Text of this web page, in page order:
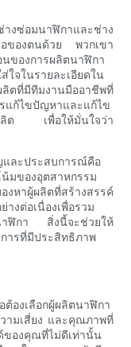
งซ่อมนาฬิกาและช่าง
อของตนด้วย พวกเขา
นของการผลิตนาฬิกา
ใจในรายละเอียดใน
ตที่มีทีมงานมืออาชีพที่
แก้ไขปัญหาและแก้ไข
ผลิต เพื่อให้มั่นใจว่า
และประสบการณ์คือ
มของอุตสาหกรรม
าผู้ผลิตที่สร้างสรรค์
งต่อเนื่องเพื่อรวม
าฬิกา สิ่งนี้จะช่วยให้
ารที่มีประสิทธิภาพ
องเลือกผู้ผลิตนาฬิกา
ามเสี่ยง และคุณภาพที่
ของคุณที่ไม่ดีเท่านั้น